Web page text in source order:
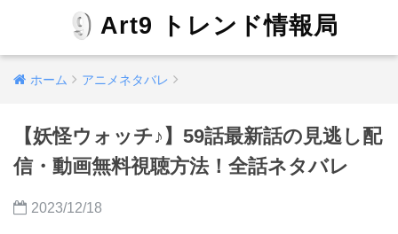
Art9 トレンド情報局
ホーム アニメネタバレ
【妖怪ウォッチ♪】59話最新話の見逃し配
信・動画無料視聴方法！全話ネタバレ
2023/12/18